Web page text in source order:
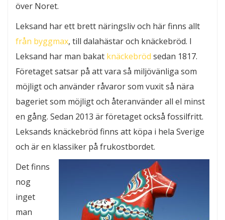
över Noret.
Leksand har ett brett näringsliv och här finns allt
från byggmax, till dalahästar och knäckebröd. I
Leksand har man bakat knäckebröd sedan 1817.
Företaget satsar på att vara så miljövänliga som
möjligt och använder råvaror som vuxit så nära
bageriet som möjligt och återanvänder all el minst
en gång. Sedan 2013 är företaget också fossilfritt.
Leksands knäckebröd finns att köpa i hela Sverige
och är en klassiker på frukostbordet.
Det finns
nog
inget
man